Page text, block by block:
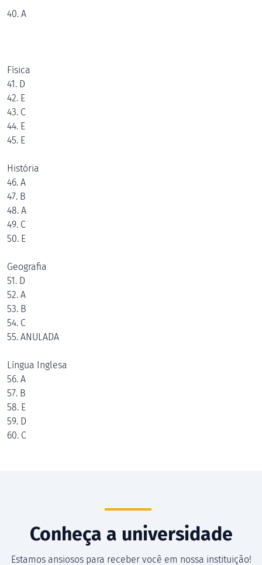
40. A
Física
41. D
42. E
43. C
44. E
45. E
História
46. A
47. B
48. A
49. C
50. E
Geografia
51. D
52. A
53. B
54. C
55. ANULADA
Língua Inglesa
56. A
57. B
58. E
59. D
60. C
Conheça a universidade
Estamos ansiosos para receber você em nossa instituição!